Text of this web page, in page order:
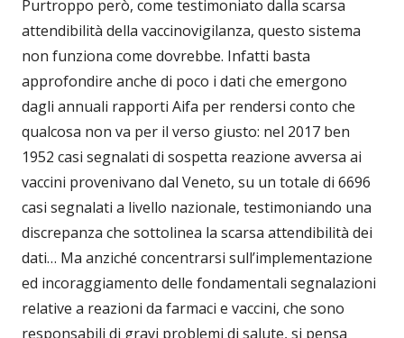
Purtroppo però, come testimoniato dalla scarsa
attendibilità della vaccinovigilanza, questo sistema
non funziona come dovrebbe. Infatti basta
approfondire anche di poco i dati che emergono
dagli annuali rapporti Aifa per rendersi conto che
qualcosa non va per il verso giusto: nel 2017 ben
1952 casi segnalati di sospetta reazione avversa ai
vaccini provenivano dal Veneto, su un totale di 6696
casi segnalati a livello nazionale, testimoniando una
discrepanza che sottolinea la scarsa attendibilità dei
dati… Ma anziché concentrarsi sull’implementazione
ed incoraggiamento delle fondamentali segnalazioni
relative a reazioni da farmaci e vaccini, che sono
responsabili di gravi problemi di salute, si pensa